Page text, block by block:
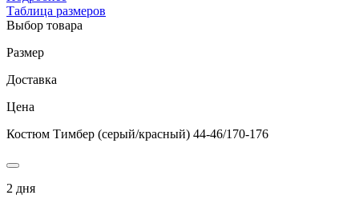
Таблица размеров
Выбор товара
Размер
Доставка
Цена
Костюм Тимбер (серый/красный) 44-46/170-176
2 дня